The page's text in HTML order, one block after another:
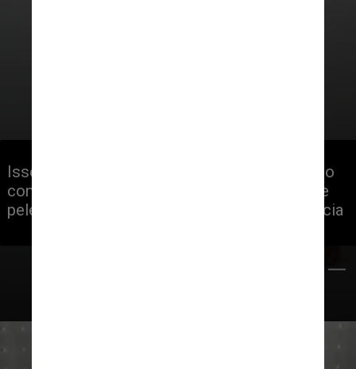
Isso contrasta com a reconstrução até então
conhecida de Ötzi, que retrata um homem de
pele clara com cabelos e barba em abundância